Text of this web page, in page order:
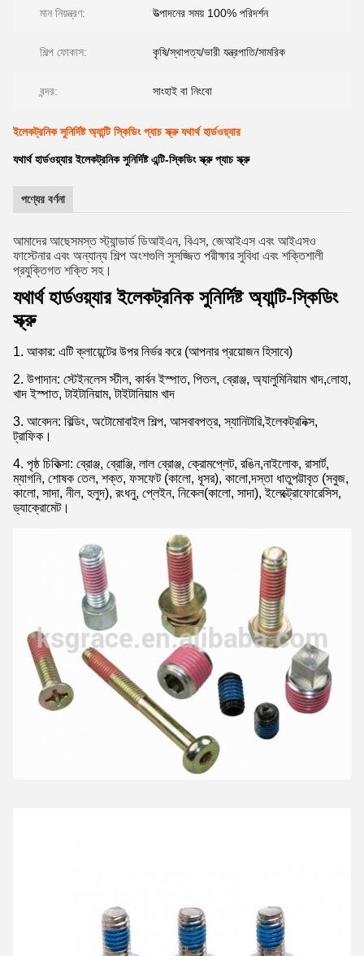
মান নিয়ন্ত্রণ: উত্পাদনের সময় 100% পরিদর্শন
শিল্প ফোকাস: কৃষি/স্থাপত্য/ভারী যন্ত্রপাতি/সামরিক
বন্দর: সাংহাই বা নিংবো
ইলেকট্রনিক সুনির্দিষ্ট অ্যান্টি স্কিডিং প্যাচ স্ক্রু যথার্থ হার্ডওয়্যার
যথার্থ হার্ডওয়্যার ইলেকট্রনিক সুনির্দিষ্ট এন্টি-স্কিডিং স্ক্রু প্যাচ স্ক্রু
পণ্যের বর্ণনা
আমাদের আছেসমস্ত স্ট্যান্ডার্ড ডিআইএন, বিএস, জেআইএস এবং আইএসও
ফাস্টেনার এবং অন্যান্য শিল্প অংশগুলি সুসজ্জিত পরীক্ষার সুবিধা এবং শক্তিশালী
প্রযুক্তিগত শক্তি সহ।
যথার্থ হার্ডওয়্যার ইলেকট্রনিক সুনির্দিষ্ট অ্যান্টি-স্কিডিং
স্ক্রু
1. আকার: এটি ক্লায়েন্টের উপর নির্ভর করে (আপনার প্রয়োজন হিসাবে)
2. উপাদান: স্টেইনলেস স্টীল, কার্বন ইস্পাত, পিতল, ব্রোঞ্জ, অ্যালুমিনিয়াম খাদ,লোহা,
খাদ ইস্পাত, টাইটানিয়াম, টাইটানিয়াম খাদ
3. আবেদন: বিল্ডিং, অটোমোবাইল শিল্প, আসবাবপত্র, স্যানিটারি,ইলেকট্রনিক্স,
ট্রাফিক।
4. পৃষ্ঠ চিকিত্সা: ব্রোঞ্জ, ব্রোঞ্জি, লাল ব্রোঞ্জ, ক্রোমপ্লেট, রঙিন,নাইলোক, রাসার্ট,
ম্যাগনি, শোষক তেল, শক্ত, ফসফেট (কালো, ধূসর), কালো,দস্তা ধাতুপট্টাবৃত (সবুজ,
কালো, সাদা, নীল, হলুদ), রংধনু, প্লেইন, নিকেল(কালো, সাদা), ইলেক্ট্রোফোরেসিস,
ড্যাক্রোমেট।